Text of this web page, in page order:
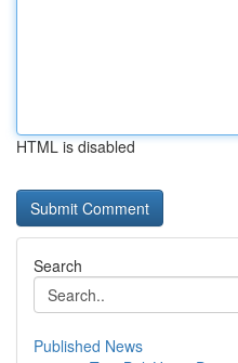
HTML is disabled
Search
Published News